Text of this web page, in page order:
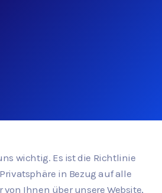
wichtig. Es ist die Richtlinie
in Bezug auf alle
Ihnen über unsere Website,